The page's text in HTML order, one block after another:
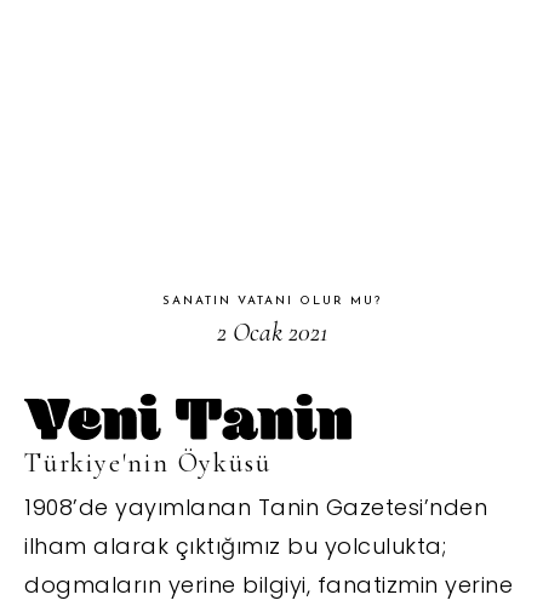
SANATIN VATANI OLUR MU?
2 Ocak 2021
Türkiye'nin Öyküsü
1908’de yayımlanan Tanin Gazetesi’nden
ilham alarak çıktığımız bu yolculukta;
dogmaların yerine bilgiyi, fanatizmin yerine